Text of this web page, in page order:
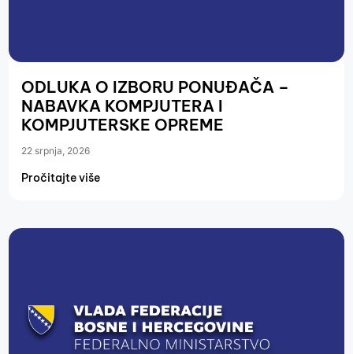
ODLUKA O IZBORU PONUĐAČA –
NABAVKA KOMPJUTERA I
KOMPJUTERSKE OPREME
22 srpnja, 2026
Pročitajte više